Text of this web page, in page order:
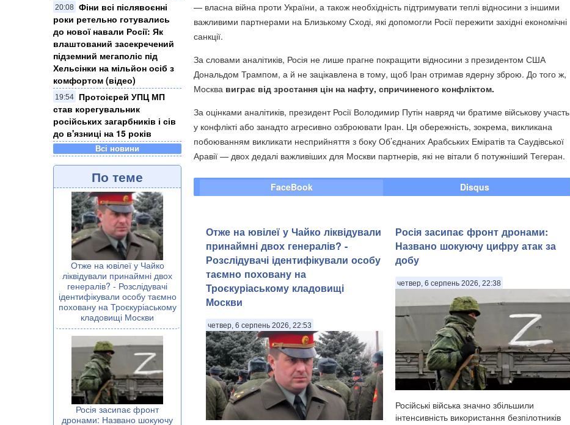
20:08 Фіни всі післявоєнні
роки ретельно готувались
до нової навали Росії: Як
влаштований засекречений
підземний мегаполіс під
Хельсінки на мільйон осіб з
комфортом (відео)
19:54
Протоієрей УПЦ МП
став корегувальник
російських загарбників і сів
до в'язниці на 15 років
Всі новини
По теме
Отже на ювілеї у Чайко
ліквідували принаймні двох
генералів? - Розслідувачі
ідентифікували особу таємно
поховану на Троєкуріаському
кладовищі Москви
Росія засипає фронт
дронами: Названо шокуючу
— власна війна проти України, а також необхідність підтримувати теплі відносини з іншими
важливими партнерами на Близькому Сході, які допомогли Росії пережити західні економічні
санкції.
За словами аналітиків, Росія не лише прагне покращити відносини з президентом США
Дональдом Трампом, а й не зацікавлена в тому, щоб Іран отримав ядерну зброю. До того ж,
Москва виграє від зростання цін на нафту, спричиненого конфліктом.
За оцінками аналітиків, президент Росії Володимир Путін навряд чи братиме військову участь
у конфлікті або занадто агресивно озброювати Іран. Ця обережність, зокрема, викликана
побоюванням викликати несприйняття з боку Об’єднаних Арабських Еміратів та Саудівської
Аравії — двох дедалі важливіших для Москви партнерів, які не вітали б потужніший Тегеран.
FaceBook Disqus
Отже на ювілеї у Чайко ліквідували
принаймні двох генералів? -
Розслідувачі ідентифікували особу
таємно поховану на
Троєкуріаському кладовищі
Москви
четвер, 6 серпень 2026, 22:53
Росія засипає фронт дронами:
Названо шокуючу цифру атак за
добу
четвер, 6 серпень 2026, 22:38
Російські війська значно збільшили
інтенсивність використання безпілотників